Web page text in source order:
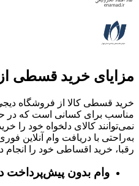
مزایای خرید قسطی
خرید قسطی کالا از فروشگاه
مناسب برای کسانی است که در
نمی‌توانند کالای دلخواه خود را
به‌راحتی با دریافت وام آنلاین
رقبا، خرید اقساطی خود را انجام
وام بدون پیش‌پرداخت‌